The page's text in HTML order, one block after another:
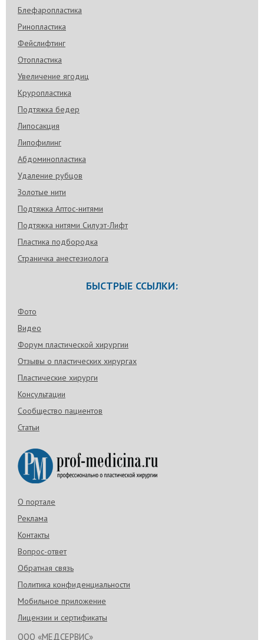
Блефаропластика
Ринопластика
Фейслифтинг
Отопластика
Увеличение ягодиц
Круропластика
Подтяжка бедер
Липосакция
Липофилинг
Абдоминопластика
Удаление рубцов
Золотые нити
Подтяжка Аптос-нитями
Подтяжка нитями Силуэт-Лифт
Пластика подбородка
Страничка анестезиолога
БЫСТРЫЕ ССЫЛКИ:
Фото
Видео
Форум пластической хирургии
Отзывы о пластических хирургах
Пластические хирурги
Консультации
Сообщество пациентов
Статьи
О портале
Реклама
Контакты
Вопрос-ответ
Обратная связь
Политика конфиденциальности
Мобильное приложение
Лицензии и сертификаты
ООО «МЕДСЕРВИС»